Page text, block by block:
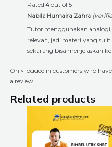
Rated 4 out of 5
Nabila Humaira Zahra
Tutor menggunakan
relevan, jadi materi yang
sekarang bisa menjelaskan
Only logged in customers who
a review.
Related products
through
has
multiple